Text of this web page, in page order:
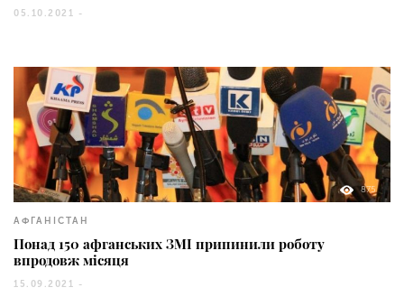
05.10.2021 -
875
АФГАНІСТАН
Понад 150 афганських ЗМІ припинили роботу
впродовж місяця
15.09.2021 -